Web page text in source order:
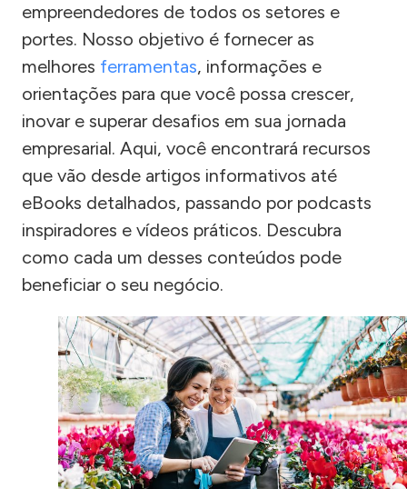
empreendedores de todos os setores e
portes. Nosso objetivo é fornecer as
melhores ferramentas, informações e
orientações para que você possa crescer,
inovar e superar desafios em sua jornada
empresarial. Aqui, você encontrará recursos
que vão desde artigos informativos até
eBooks detalhados, passando por podcasts
inspiradores e vídeos práticos. Descubra
como cada um desses conteúdos pode
beneficiar o seu negócio.